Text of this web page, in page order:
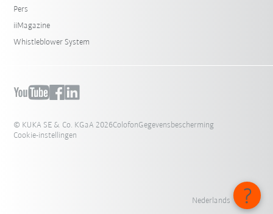
Pers
iiMagazine
Whistleblower System
© KUKA SE & Co. KGaA 2026ColofonGegevensbescherming
Cookie-instellingen
Nederlands - België